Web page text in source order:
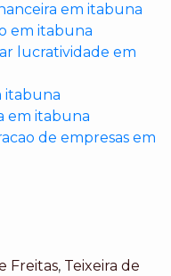
em itabuna
em itabuna
lucratividade em
itabuna
em itabuna
de empresas em
Freitas, Teixeira de